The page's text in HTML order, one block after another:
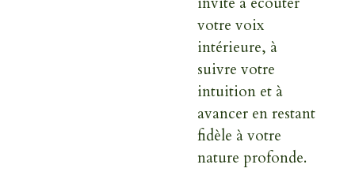
votre voix
intérieure, à
suivre votre
intuition et à
avancer en restant
fidèle à votre
nature profonde.